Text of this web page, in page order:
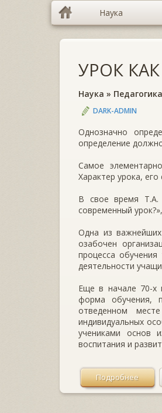
Наука
УРОК
Наука » Педагогика
DARK-ADMIN
Однозначно
определение
Самое
Характер урока,
В свое время Т.А.
современный
Одна из
озабочен
процесса
деятельности
Еще в начале 70-х
форма обучения,
отведенном
индивидуальных
учениками основ
воспитания и
Подробнее